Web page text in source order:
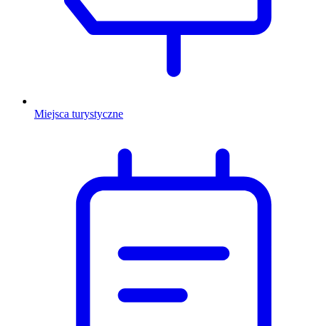
Miejsca turystyczne